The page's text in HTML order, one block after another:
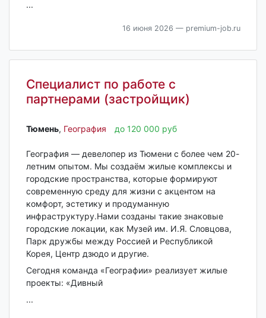
...
16 июня 2026 — premium-job.ru
Специалист по работе с
партнерами (застройщик)
Тюмень‎, География до 120 000 руб
География — девелопер из Тюмени с более чем 20-
летним опытом. Мы создаём жилые комплексы и
городские пространства, которые формируют
современную среду для жизни с акцентом на
комфорт, эстетику и продуманную
инфраструктуру.Нами созданы такие знаковые
городские локации, как Музей им. И.Я. Словцова,
Парк дружбы между Россией и Республикой
Корея, Центр дзюдо и другие.
Сегодня команда «Географии» реализует жилые
проекты: «Дивный
...